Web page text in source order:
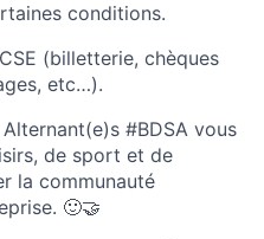
conditions.
(billetterie, chèques
etc…).
#BDSA vous
de sport et de
la communauté
🙂🤝